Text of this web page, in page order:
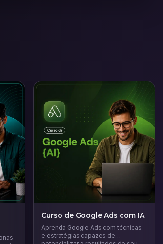
Curso de Google Ads com IA
Aprenda Google Ads com técnicas
e estratégias capazes de